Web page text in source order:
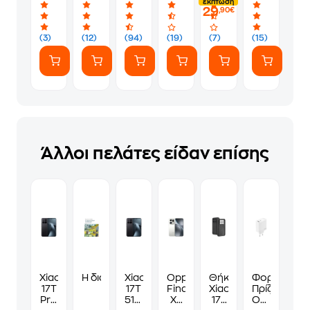
A
100W
-
White
(3)
-
Black
(12)
USB-
A
45W
-
White
(94)
Λευκό
(19) (7)
έκπτωση
29,90€
(15)
Άλλοι πελάτες είδαν επίσης
Xiaomi
17T
Pro
Η διαχρονική συνεχεία του ελληνισμού
Xiaomi
17T
512GB
Oppo
Find
X9
Θήκη
Xiaomi
17-
Φορτιστής
Πρίζας
Oppo